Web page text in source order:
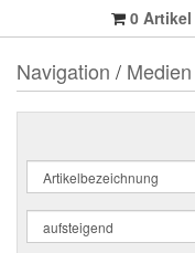
0 Artikel
Navigation / Medien